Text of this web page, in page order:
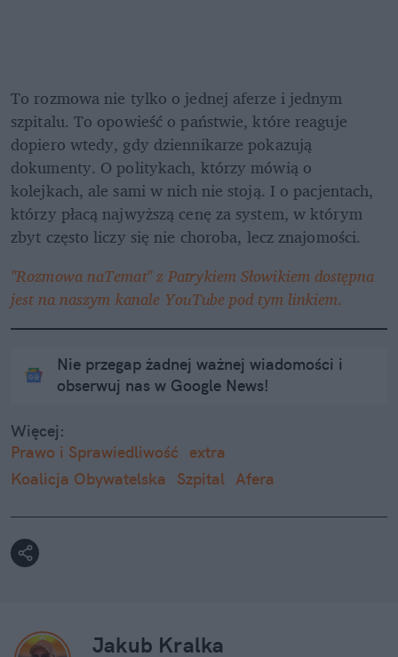
To rozmowa nie tylko o jednej aferze i jednym
szpitalu. To opowieść o państwie, które reaguje
dopiero wtedy, gdy dziennikarze pokazują
dokumenty. O politykach, którzy mówią o
kolejkach, ale sami w nich nie stoją. I o pacjentach,
którzy płacą najwyższą cenę za system, w którym
zbyt często liczy się nie choroba, lecz znajomości.
"Rozmowa naTemat" z Patrykiem Słowikiem dostępna
jest na naszym kanale YouTube pod tym linkiem.
Nie przegap żadnej ważnej wiadomości i
obserwuj nas w Google News!
Więcej:
Prawo i Sprawiedliwość
extra
Koalicja Obywatelska
Szpital Afera
Jakub Kralka